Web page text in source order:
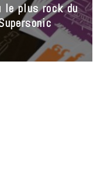
le plus rock du